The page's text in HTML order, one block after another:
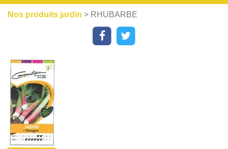
Nos produits jardin > RHUBARBE